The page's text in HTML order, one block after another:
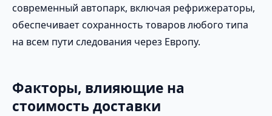
современный автопарк, включая рефрижераторы,
обеспечивает сохранность товаров любого типа
на всем пути следования через Европу.
Факторы, влияющие на
стоимость доставки